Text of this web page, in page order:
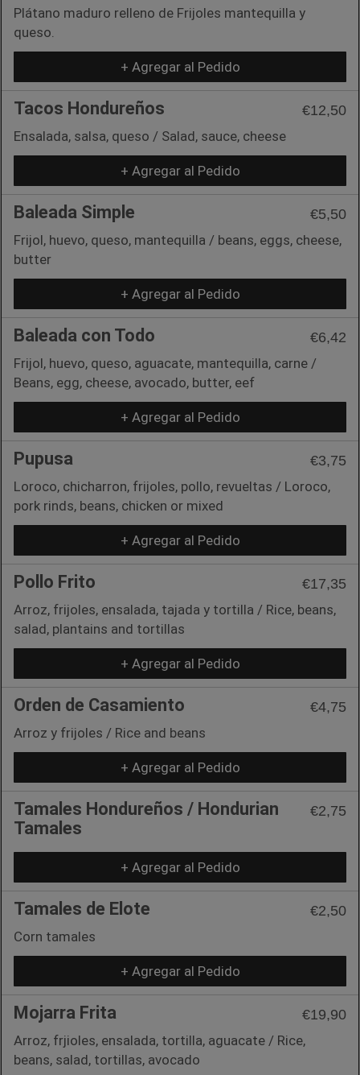
Plátano maduro relleno de Frijoles mantequilla y
queso.
+ Agregar al Pedido
Tacos Hondureños
€12,50
Ensalada, salsa, queso / Salad, sauce, cheese
+ Agregar al Pedido
Baleada Simple
€5,50
Frijol, huevo, queso, mantequilla / beans, eggs, cheese,
butter
+ Agregar al Pedido
Baleada con Todo
€6,42
Frijol, huevo, queso, aguacate, mantequilla, carne /
Beans, egg, cheese, avocado, butter, eef
+ Agregar al Pedido
Pupusa
€3,75
Loroco, chicharron, frijoles, pollo, revueltas / Loroco,
pork rinds, beans, chicken or mixed
+ Agregar al Pedido
Pollo Frito
€17,35
Arroz, frijoles, ensalada, tajada y tortilla / Rice, beans,
salad, plantains and tortillas
+ Agregar al Pedido
Orden de Casamiento
€4,75
Arroz y frijoles / Rice and beans
+ Agregar al Pedido
Tamales Hondureños / Hondurian
Tamales
€2,75
+ Agregar al Pedido
Tamales de Elote
€2,50
Corn tamales
+ Agregar al Pedido
Mojarra Frita
€19,90
Arroz, frjioles, ensalada, tortilla, aguacate / Rice,
beans, salad, tortillas, avocado